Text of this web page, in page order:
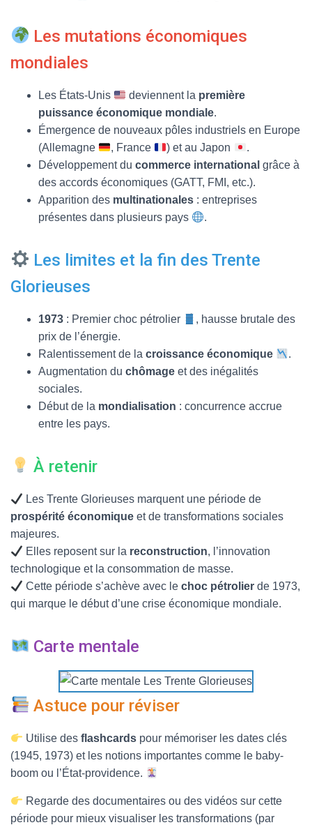
Les mutations économiques
mondiales
Les États-Unis deviennent la première
puissance économique mondiale.
Émergence de nouveaux pôles industriels en Europe
(Allemagne
, France ) et au Japon
.
Développement du commerce international grâce à
des accords économiques (GATT, FMI, etc.).
Apparition des multinationales : entreprises
présentes dans plusieurs pays
.
Les limites et la fin des Trente
Glorieuses
1973 : Premier choc pétrolier
, hausse brutale des
prix de l’énergie.
Ralentissement de la croissance économique
.
Augmentation du chômage et des inégalités
sociales.
Début de la mondialisation : concurrence accrue
entre les pays.
À retenir
Les Trente Glorieuses marquent une période de
prospérité économique et de transformations sociales
majeures.
Elles reposent sur la reconstruction, l’innovation
technologique et la consommation de masse.
Cette période s’achève avec lechoc pétrolier de 1973,
qui marque le début d’une crise économique mondiale.
Carte mentale
Astuce pour réviser
Utilise desflashcards pour mémoriser les dates clés
(1945, 1973) et les notions importantes comme le baby-
boom ou l’État-providence.
Regarde des documentaires ou des vidéos sur cette
période pour mieux visualiser les transformations (par